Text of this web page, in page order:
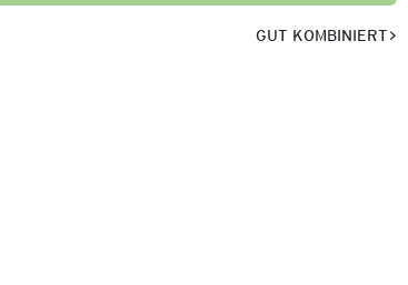
GUT KOMBINIERT